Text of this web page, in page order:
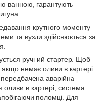
ванною, гарантують
крутного моменту
та вузли здійснюється за
ручний стартер. Щоб
немає оливи в картері
передбачена аварійна
оливи в картері, система
поломці. Для